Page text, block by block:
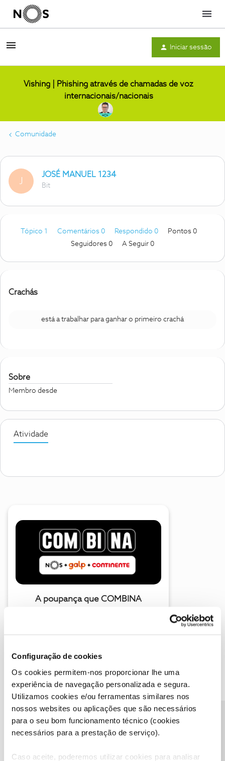
Configuração de cookies
Os cookies permitem-nos proporcionar lhe uma
experiência de navegação personalizada e segura.
Utilizamos cookies e/ou ferramentas similares nos
nossos websites ou aplicações que são necessários
para o seu bom funcionamento técnico (cookies
necessários para a prestação de serviço).
Caso aceite, poderemos utilizar cookies para analisar
Menu
Iniciar sessão
Vishing | Phishing através de chamadas de voz
internacionais/nacionais
Comunidade
J
JOSÉ MANUEL 1234
Bit
Tópico 1 Comentários 0 Respondido 0
Pontos 0
Seguidores 0 A Seguir 0
Crachás
está a trabalhar para ganhar o primeiro crachá
Sobre
Membro desde
Atividade
A poupança que COMBINA
Descubra as novidades de junho